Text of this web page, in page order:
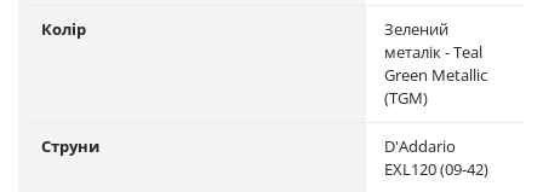
Колір
Зелений
металік - Teal
Green Metallic
(TGM)
Струни
D'Addario
EXL120 (09-42)